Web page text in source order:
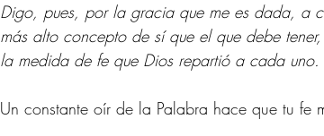
Digo, pues, por la gracia que me es dada, a
más alto concepto de sí que el que debe
la medida de fe que Dios repartió a cada
Un constante oír de la Palabra hace que tu fe